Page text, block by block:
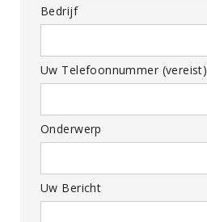
Bedrijf
Uw Telefoonnummer (vereist)
Onderwerp
Uw Bericht